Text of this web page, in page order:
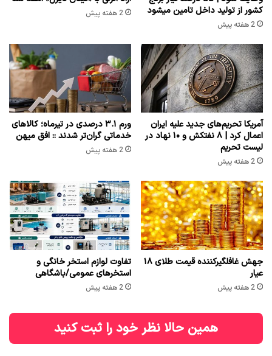
کشور از تولید داخل تامین میشود
2 هفته پیش
2 هفته پیش
آمریکا تحریم‌های جدید علیه ایران
اعمال کرد | ۸ نفتکش و ۱۰ نهاد در
لیست تحریم
2 هفته پیش
ورم ۳.۱ درصدی در تیرماه؛ کالاهای
خدماتی گران‌تر شدند :: افق میهن
2 هفته پیش
جهش غافلگیرکننده قیمت طلای ۱۸
عیار
2 هفته پیش
تفاوت لوازم استخر خانگی و
استخرهای عمومی/باشگاهی
2 هفته پیش
همین حالا نظر خود را ثبت کنید